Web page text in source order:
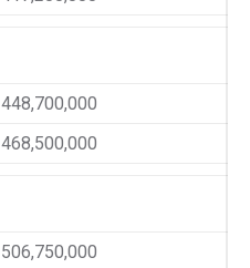
448,700,000
468,500,000
506,750,000